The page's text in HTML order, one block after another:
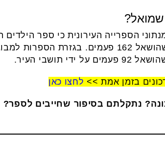
הספרייה העירונית כי ספר הילדים
המושאל ביותר השנה היה
תושבי העיר.
בזמן אמת >> לחצו כאן
נתקלתם בסיפור שחייבים לספר?